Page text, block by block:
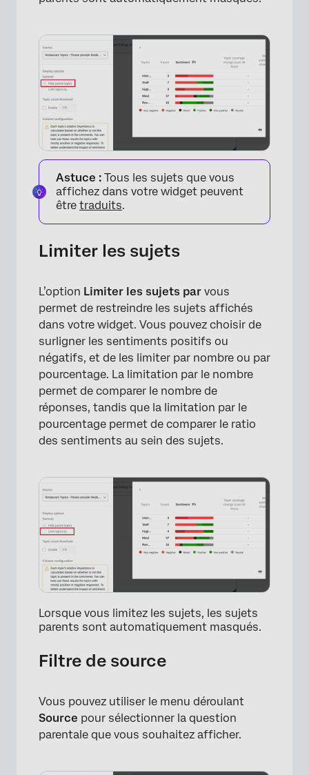
Astuce : Tous les sujets que vous
affichez dans votre widget peuvent
être traduits.
Limiter les sujets
L’option Limiter les sujets par vous
permet de restreindre les sujets affichés
dans votre widget. Vous pouvez choisir de
surligner les sentiments positifs ou
négatifs, et de les limiter par nombre ou par
pourcentage. La limitation par le nombre
permet de comparer le nombre de
réponses, tandis que la limitation par le
pourcentage permet de comparer le ratio
des sentiments au sein des sujets.
Lorsque vous limitez les sujets, les sujets
parents sont automatiquement masqués.
Filtre de source
Vous pouvez utiliser le menu déroulant
Source pour sélectionner la question
parentale que vous souhaitez afficher.